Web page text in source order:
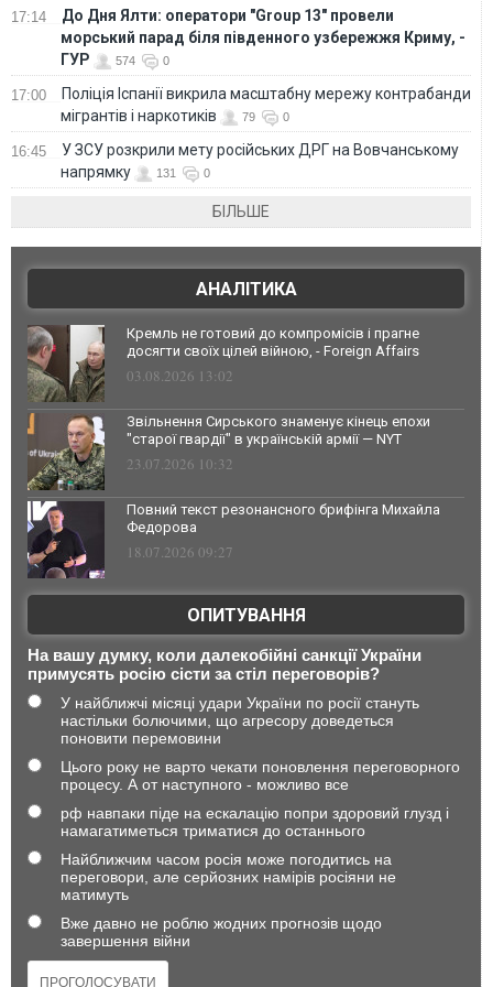
17:14
До Дня Ялти: оператори "Group 13" провели
морський парад біля південного узбережжя Криму, -
ГУР
574 0
17:00
Поліція Іспанії викрила масштабну мережу контрабанди
мігрантів і наркотиків
79 0
16:45
У ЗСУ розкрили мету російських ДРГ на Вовчанському
напрямку
131 0
БІЛЬШЕ
АНАЛІТИКА
Кремль не готовий до компромісів і прагне
досягти своїх цілей війною, - Foreign Affairs
03.08.2026 13:02
Звільнення Сирського знаменує кінець епохи
"старої гвардії" в українській армії — NYT
23.07.2026 10:32
Повний текст резонансного брифінга Михайла
Федорова
18.07.2026 09:27
ОПИТУВАННЯ
На вашу думку, коли далекобійні санкції України
примусять росію сісти за стіл переговорів?
У найближчі місяці удари України по росії стануть
настільки болючими, що агресору доведеться
поновити перемовини
Цього року не варто чекати поновлення переговорного
процесу. А от наступного - можливо все
рф навпаки піде на ескалацію попри здоровий глузд і
намагатиметься триматися до останнього
Найближчим часом росія може погодитись на
переговори, але серйозних намірів росіяни не
матимуть
Вже давно не роблю жодних прогнозів щодо
завершення війни